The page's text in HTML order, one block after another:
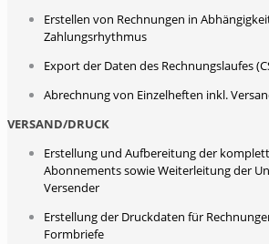
Erstellen von Rechnungen in
Zahlungsrhythmus
Export der Daten des Rechnungslaufes
Abrechnung von Einzelheften inkl.
VERSAND/DRUCK
Erstellung und Aufbereitung der
Abonnements sowie Weiterleitung der
Versender
Erstellung der Druckdaten für
Formbriefe